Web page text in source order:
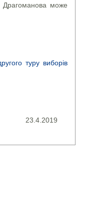
Драгоманова може
туру виборів
23.4.2019